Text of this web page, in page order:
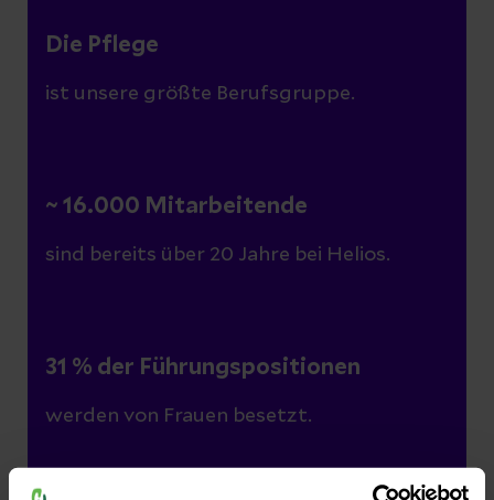
Die Pflege
ist unsere größte Berufsgruppe.
~ 16.000 Mitarbeitende
sind bereits über 20 Jahre bei Helios.
31 % der Führungspositionen
werden von Frauen besetzt.